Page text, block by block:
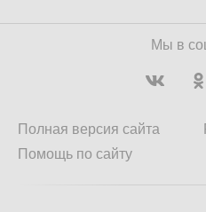
Мы в
Полная версия сайта
Помощь по сайту